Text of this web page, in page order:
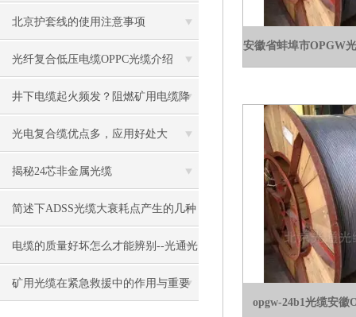
北京护套线的使用注意事项
光纤复合低压电缆OPPC光缆介绍
井下电缆起火频发？阻燃矿用电缆降
低瓦斯爆炸风险
光电复合缆优点多，应用好处大
揭秘24芯非金属光缆
简述下ADSS光缆大衰耗点产生的几种
原因
电缆的质量好坏怎么才能辨别--光通光
缆
矿用光缆在紧急救援中的作用与重要
opgw-24b1光缆安徽